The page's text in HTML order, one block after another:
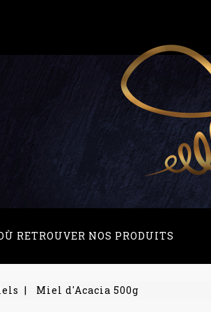
RETROUVER NOS PRODUITS
Miel d'Acacia 500g